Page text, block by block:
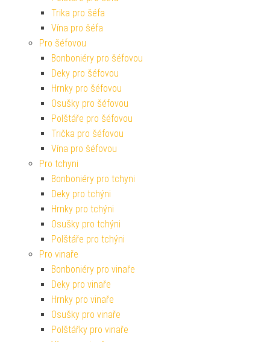
Trika pro šéfa
Vína pro šéfa
Pro šéfovou
Bonboniéry pro šéfovou
Deky pro šéfovou
Hrnky pro šéfovou
Osušky pro šéfovou
Polštáře pro šéfovou
Trička pro šéfovou
Vína pro šéfovou
Pro tchyni
Bonboniéry pro tchyni
Deky pro tchýni
Hrnky pro tchýni
Osušky pro tchýni
Polštáře pro tchýni
Pro vinaře
Bonboniéry pro vinaře
Deky pro vinaře
Hrnky pro vinaře
Osušky pro vinaře
Polštářky pro vinaře